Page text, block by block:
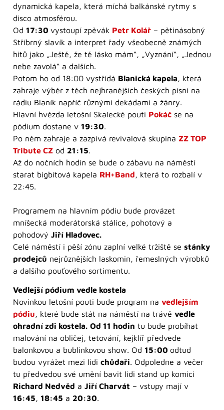
dynamická kapela, která míchá balkánské rytmy s
disco atmosférou.
Od 17:30 vystoupí zpěvák Petr Kolář – pětinásobný
Stříbrný slavík a interpret řady všeobecně známých
hitů jako „Ještě, že tě lásko mám“, „Vyznání“, „Jednou
nebe zavolá“ a dalších.
Potom ho od 18:00 vystřídá Blanická kapela, která
zahraje výběr z těch nejhranějších českých písní na
rádiu Blaník napříč různými dekádami a žánry.
Hlavní hvězda letošní Skalecké pouti Pokáč se na
pódium dostane v 19:30.
Po něm zahraje a zazpívá revivalová skupina ZZ TOP
Tribute CZ od 21:15.
Až do nočních hodin se bude o zábavu na náměstí
starat bigbítová kapela RH+Band, která to rozbalí v
22:45.
Programem na hlavním pódiu bude provázet
mníšecká moderátorská stálice, pohotový a
pohodový Jiří Hladovec.
Celé náměstí i pěší zónu zaplní velké tržiště se stánky
prodejců nejrůznějších laskomin, řemeslných výrobků
a dalšího pouťového sortimentu.
Vedlejší pódium vedle kostela
Novinkou letošní pouti bude program na vedlejším
pódiu, které bude stát na náměstí na trávě vedle
ohradní zdi kostela. Od 11 hodin tu bude probíhat
malování na obličej, tetování, kejklíř předvede
balonkovou a bublinkovou show. Od 15:00 odtud
budou vyrážet mezi lidi chůdaři. Odpoledne a večer
tu předvedou své umění bavit lidi stand up komici
Richard Nedvěd a Jiří Charvát – vstupy mají v
16:45, 18:45 a 20:30.